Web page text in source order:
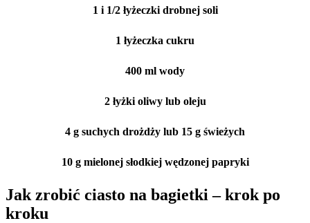
1 i 1/2 łyżeczki drobnej soli
1 łyżeczka cukru
400 ml wody
2 łyżki oliwy lub oleju
4 g suchych drożdży lub 15 g świeżych
10 g mielonej słodkiej wędzonej papryki
Jak zrobić ciasto na bagietki – krok po
kroku